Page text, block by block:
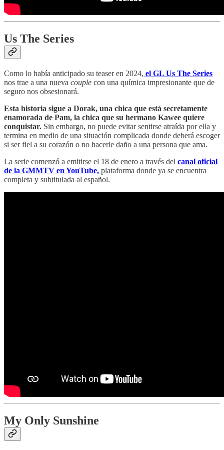
Us The Series
Como lo había anticipado su teaser en 2024, el GL Us The Series
nos trae a una nueva couple con una química impresionante que de
seguro nos obsesionará.
Esta historia sigue a Dorak, una chica que está secretamente
enamorada de Pam, la chica que su hermano Kawee quiere
conquistar. Sin embargo, no puede evitar sentirse atraída por ella y
termina en medio de una situación complicada donde deberá escoger
si ser fiel a su corazón o no hacerle daño a una persona que ama.
La serie comenzó a emitirse el 18 de enero a través del canal oficial
de la GMMTV en YouTube, plataforma donde ya se encuentra
completa y subtitulada al español.
My Only Sunshine